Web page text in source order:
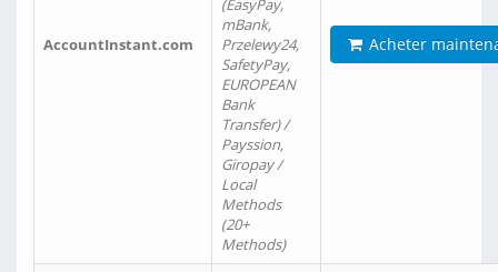
AccountInstant.com
(EasyPay,
mBank,
Przelewy24,
SafetyPay,
EUROPEAN
Bank
Transfer) /
Payssion,
Giropay /
Local
Methods
(20+
Methods)
Acheter